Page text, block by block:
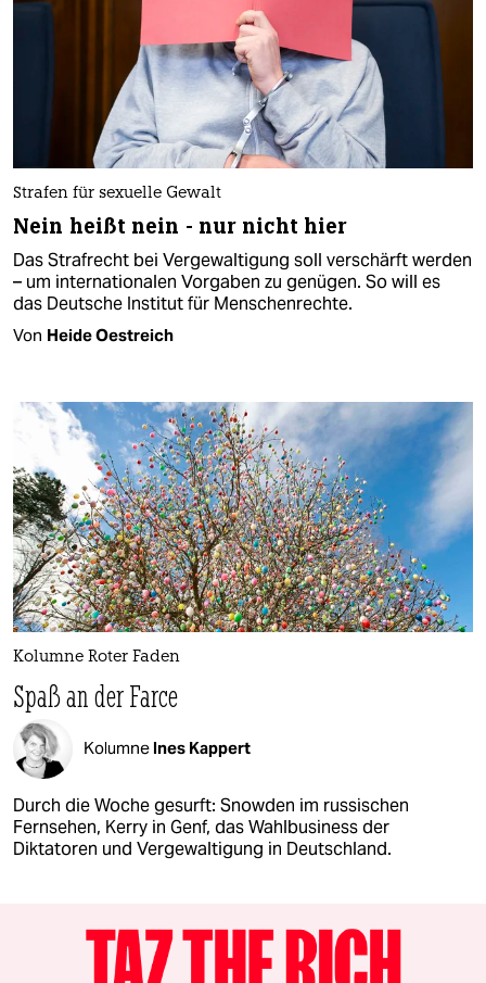
Strafen für sexuelle Gewalt
Nein heißt nein - nur nicht hier
Das Strafrecht bei Vergewaltigung soll verschärft werden
– um internationalen Vorgaben zu genügen. So will es
das Deutsche Institut für Menschenrechte.
Von Heide Oestreich
Kolumne Roter Faden
Spaß an der Farce
Kolumne Ines Kappert
Durch die Woche gesurft: Snowden im russischen
Fernsehen, Kerry in Genf, das Wahlbusiness der
Diktatoren und Vergewaltigung in Deutschland.